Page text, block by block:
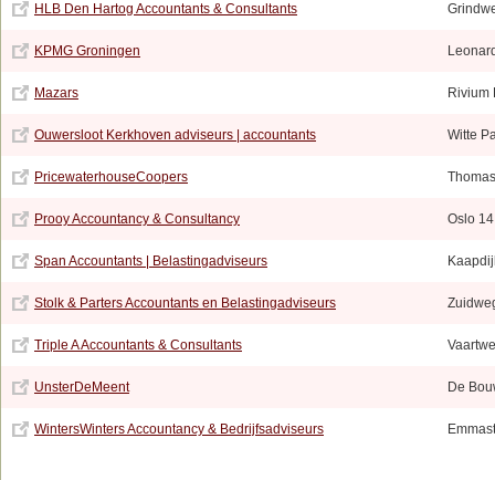
HLB Den Hartog Accountants & Consultants
KPMG Groningen
Mazars Rivium
Ouwersloot Kerkhoven adviseurs | accountants Witte
PricewaterhouseCoopers
Prooy Accountancy & Consultancy Oslo 14
Span Accountants | Belastingadviseurs
Stolk & Parters Accountants en Belastingadviseurs
Triple A Accountants & Consultants
UnsterDeMeent De
WintersWinters Accountancy & Bedrijfsadviseurs